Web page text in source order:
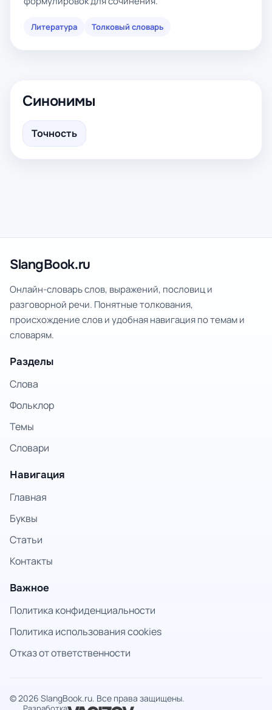
Литература Толковый словарь
Синонимы
Точность
SlangBook.ru
Онлайн-словарь слов, выражений, пословиц и
разговорной речи. Понятные толкования,
происхождение слов и удобная навигация по темам и
словарям.
Разделы
Слова
Фольклор
Темы
Словари
Навигация
Главная
Буквы
Статьи
Контакты
Важное
Политика конфиденциальности
Политика использования cookies
Отказ от ответственности
© 2026 SlangBook.ru. Все права защищены.